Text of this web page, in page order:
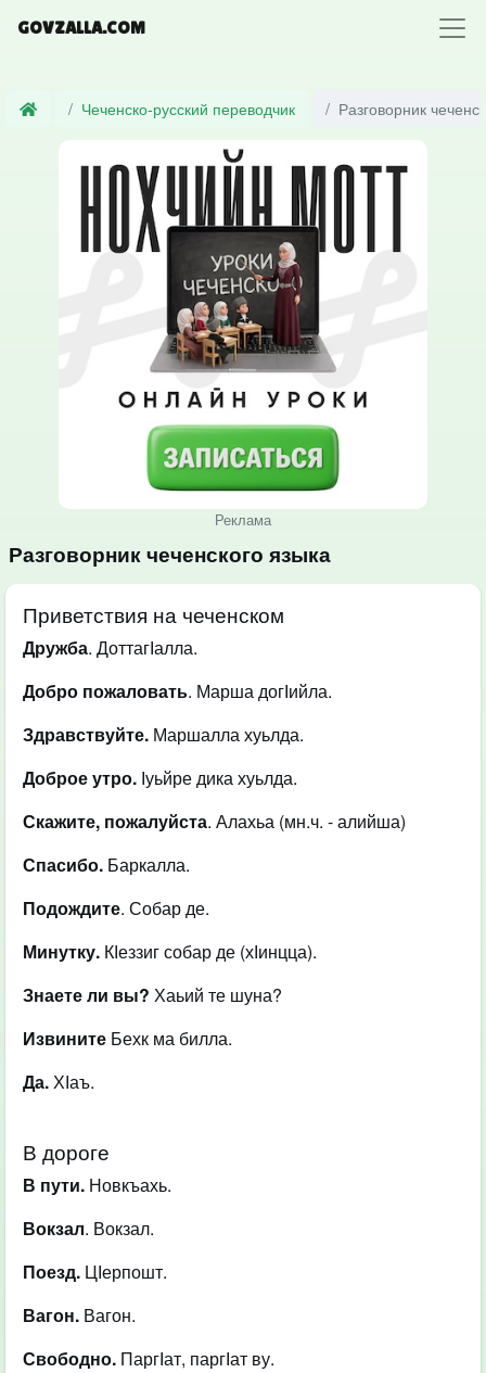
GOVZALLA.COM
Чеченско-русский переводчик Разговорник
Реклама
Разговорник чеченского языка
Приветствия на чеченском
Дружба. ДоттагІалла.
Добро пожаловать. Марша догІийла.
Здравствуйте. Маршалла хуьлда.
Доброе утро. Іуьйре дика хуьлда.
Скажите, пожалуйста. Алахьа (мн.ч. - алийша)
Спасибо. Баркалла.
Подождите. Собар де.
Минутку. КІеззиг собар де (хІинцца).
Знаете ли вы? Хаьий те шуна?
Извините Бехк ма билла.
Да.ХІаъ.
В дороге
В пути. Новкъахь.
Вокзал. Вокзал.
Поезд. ЦІерпошт.
Вагон. Вагон.
Свободно. ПаргІат, паргІат ву.